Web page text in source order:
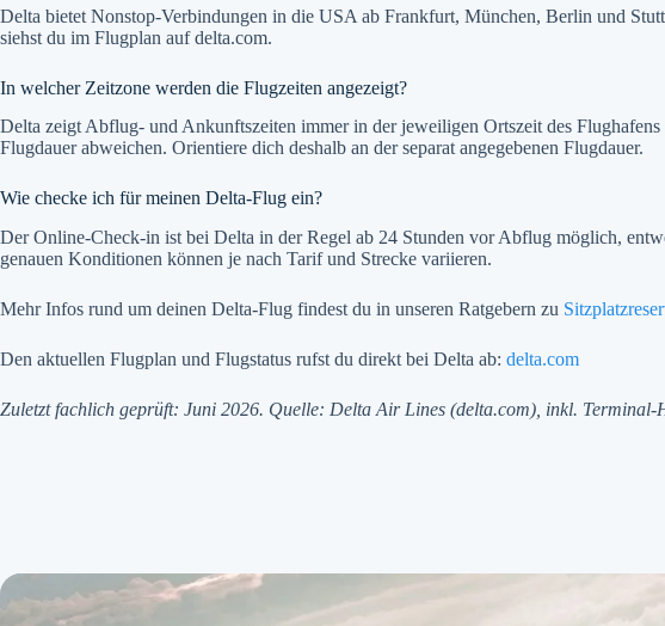
Delta bietet Nonstop-Verbindungen in die USA ab Frankfurt, München, Berlin und
siehst du im Flugplan auf delta.com.
In welcher Zeitzone werden die Flugzeiten angezeigt?
Delta zeigt Abflug- und Ankunftszeiten immer in der jeweiligen Ortszeit des
Flugdauer abweichen. Orientiere dich deshalb an der separat angegebenen Flugdauer.
Wie checke ich für meinen Delta-Flug ein?
Der Online-Check-in ist bei Delta in der Regel ab 24 Stunden vor Abflug möglich,
genauen Konditionen können je nach Tarif und Strecke variieren.
Mehr Infos rund um deinen Delta-Flug findest du in unseren Ratgebern zu
Den aktuellen Flugplan und Flugstatus rufst du direkt bei Delta ab: delta.com
Zuletzt fachlich geprüft: Juni 2026. Quelle: Delta Air Lines (delta.com), inkl.